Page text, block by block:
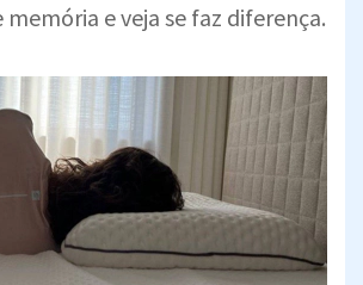
memória e veja se faz diferença.